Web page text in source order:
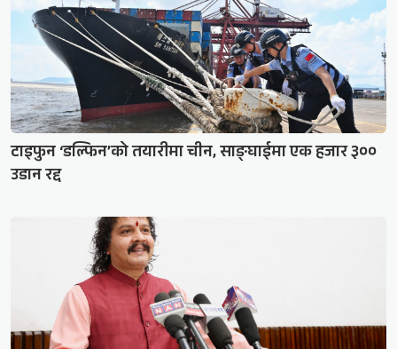
टाइफुन ‘डल्फिन’को तयारीमा चीन, साङ्घाईमा एक हजार ३००
उडान रद्द